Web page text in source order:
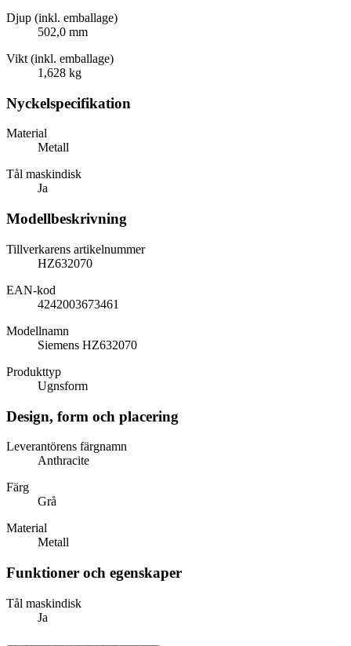
Djup (inkl. emballage)
502,0 mm
Vikt (inkl. emballage)
1,628 kg
Nyckelspecifikation
Material
Metall
Tål maskindisk
Ja
Modellbeskrivning
Tillverkarens artikelnummer
HZ632070
EAN-kod
4242003673461
Modellnamn
Siemens HZ632070
Produkttyp
Ugnsform
Design, form och placering
Leverantörens färgnamn
Anthracite
Färg
Grå
Material
Metall
Funktioner och egenskaper
Tål maskindisk
Ja